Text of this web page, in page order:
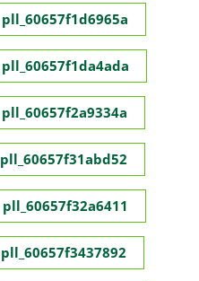
pll_60657f1d6965a
pll_60657f1da4ada
pll_60657f2a9334a
pll_60657f31abd52
pll_60657f32a6411
pll_60657f3437892